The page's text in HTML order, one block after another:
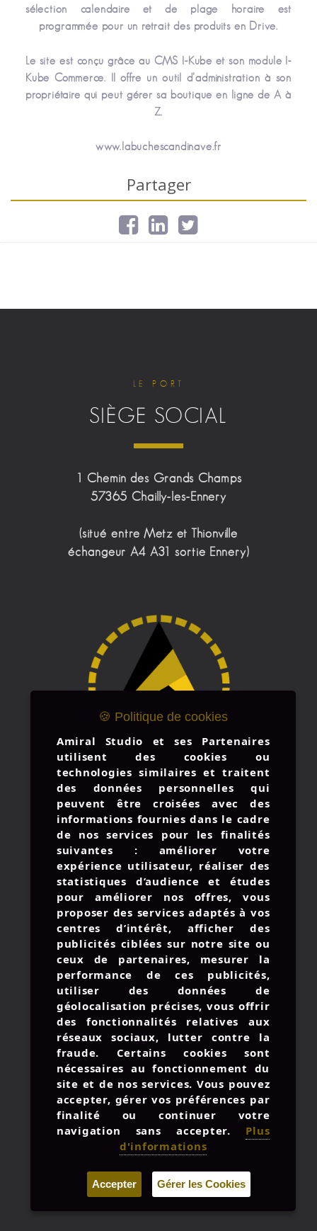
sélection calendaire et de plage horaire est
programmée pour un retrait des produits en Drive.
Le site est conçu grâce au CMS I-Kube et son module I-
Kube Commerce. Il offre un outil d’administration à son
propriétaire qui peut gérer sa boutique en ligne de A à
Z.
www.labuchescandinave.fr
Partager
LE PORT
SIÈGE SOCIAL
1 Chemin des Grands Champs
57365 Chailly-les-Ennery
(situé entre Metz et Thionville
échangeur A4 A31 sortie Ennery)
© 2026 AMIRAL STUDIO - MENTIONS LÉGALES
UNE BOUTEILLE À LA MER
CONTACTEZ-NOUS
: +33 3 57 28 03 81
:contact@amiralstudio.com
: du Lun. au Ven. 9h à 18h
🍪 Politique de cookies
Amiral Studio et ses Partenaires
utilisent des cookies ou
technologies similaires et traitent
des données personnelles qui
peuvent être croisées avec des
informations fournies dans le cadre
de nos services pour les finalités
suivantes : améliorer votre
expérience utilisateur, réaliser des
statistiques d’audience et études
pour améliorer nos offres, vous
proposer des services adaptés à vos
centres d’intérêt, afficher des
publicités ciblées sur notre site ou
ceux de partenaires, mesurer la
performance de ces publicités,
utiliser des données de
géolocalisation précises, vous offrir
des fonctionnalités relatives aux
réseaux sociaux, lutter contre la
fraude. Certains cookies sont
nécessaires au fonctionnement du
site et de nos services. Vous pouvez
accepter, gérer vos préférences par
finalité ou continuer votre
navigation sans accepter. Plus
d'informations
Accepter Gérer les Cookies